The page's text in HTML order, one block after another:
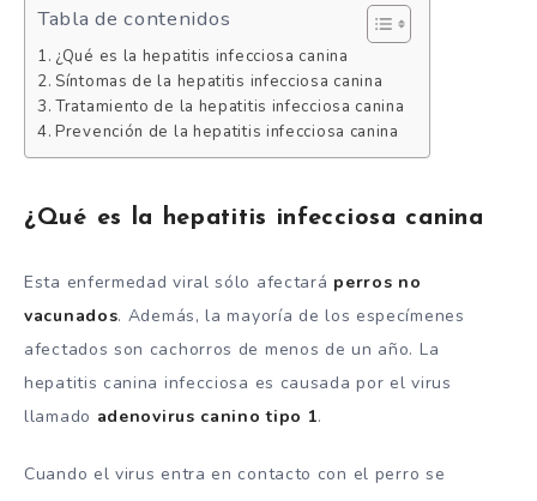
Tabla de contenidos
¿Qué es la hepatitis infecciosa canina
Síntomas de la hepatitis infecciosa canina
Tratamiento de la hepatitis infecciosa canina
Prevención de la hepatitis infecciosa canina
¿Qué es la hepatitis infecciosa canina
Esta enfermedad viral sólo afectará perros no
vacunados. Además, la mayoría de los especímenes
afectados son cachorros de menos de un año. La
hepatitis canina infecciosa es causada por el virus
llamado adenovirus canino tipo 1.
Cuando el virus entra en contacto con el perro se